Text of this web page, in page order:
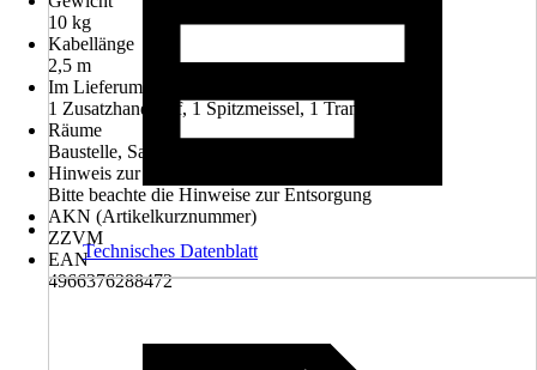
10 kg
Kabellänge
2,5 m
Im Lieferumfang enthalten
1 Zusatzhandgriff, 1 Spitzmeissel, 1 Transportkoffer
Räume
Baustelle, Sanierung, Bau, Im Haus
Hinweis zur Entsorgung
Bitte beachte die Hinweise zur Entsorgung
AKN (Artikelkurznummer)
ZZVM
EAN
4966376288472
Technisches Datenblatt